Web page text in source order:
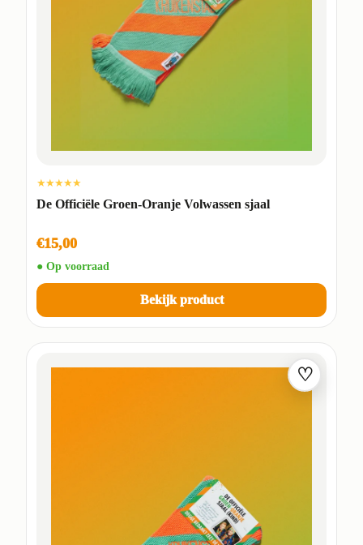
★★★★★
De Officiële Groen-Oranje Volwassen sjaal
€15,00
● Op voorraad
Bekijk product
♡